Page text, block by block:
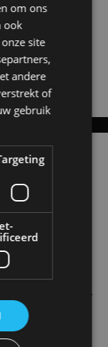
Dodge Aries
2026?
EX60 – Welke
jaar Miura met
nergens voor nodig,
om ons
ook
site
andere
of
gebruik